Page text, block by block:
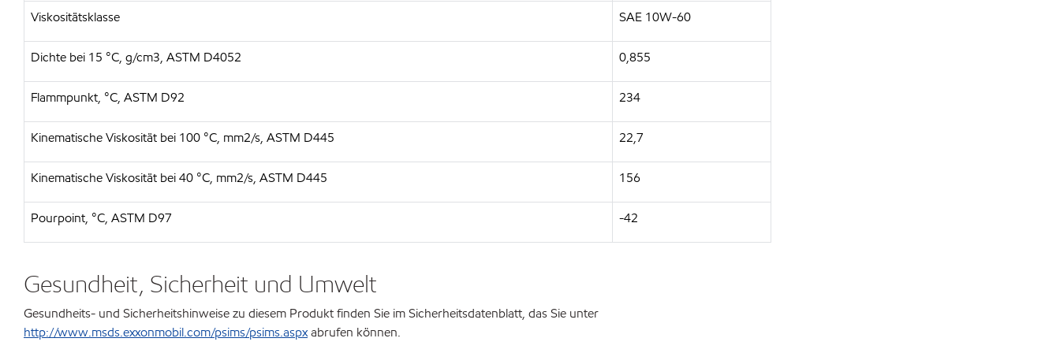
Viskositätsklasse SAE 10W-60
Dichte bei 15 °C, g/cm3, ASTM D4052 0,855
Flammpunkt, °C, ASTM D92 234
Kinematische Viskosität bei 100 °C, mm2/s, ASTM D445 22,7
Kinematische Viskosität bei 40 °C, mm2/s, ASTM D445 156
Pourpoint, °C, ASTM D97 -42
Gesundheit, Sicherheit und Umwelt
Gesundheits- und Sicherheitshinweise zu diesem Produkt finden Sie im Sicherheitsdatenblatt, das Sie unter
http://www.msds.exxonmobil.com/psims/psims.aspxabrufen können.